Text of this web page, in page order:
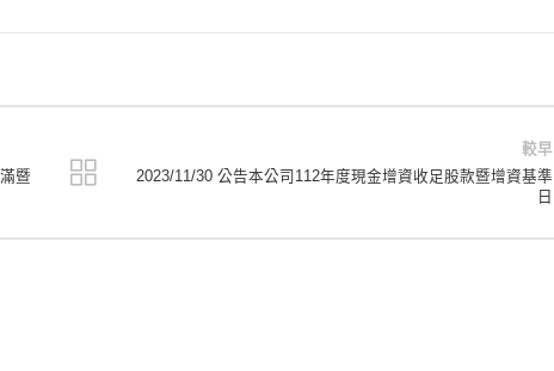
暨
較早
2023/11/30 公告本公司112年度現金增資收足股款暨增資基準
日